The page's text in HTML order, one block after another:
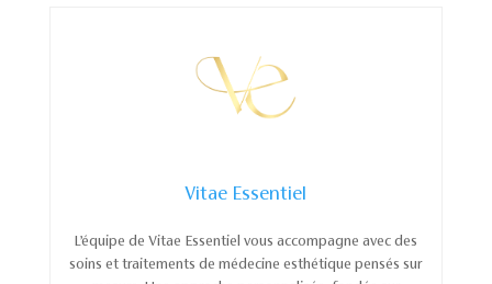
Vitae Essentiel
L’équipe de Vitae Essentiel vous accompagne avec des
soins et traitements de médecine esthétique pensés sur